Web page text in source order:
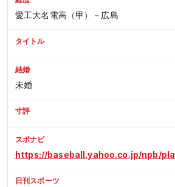
愛工大名電高（甲）－広島
タイトル
結婚
未婚
寸評
スポナビ
https://baseball.yahoo.co.jp/npb/
日刊スポーツ